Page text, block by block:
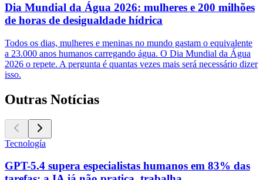
Dia Mundial da Água 2026: mulheres e 200 milhões
de horas de desigualdade hídrica
Todos os dias, mulheres e meninas no mundo gastam o equivalente
a 23.000 anos humanos carregando água. O Dia Mundial da Água
2026 o repete. A pergunta é quantas vezes mais será necessário dizer
isso.
Outras Notícias
Tecnología
GPT-5.4 supera especialistas humanos em 83% das